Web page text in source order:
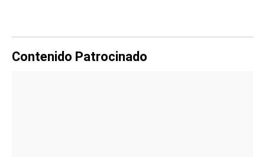
Contenido Patrocinado